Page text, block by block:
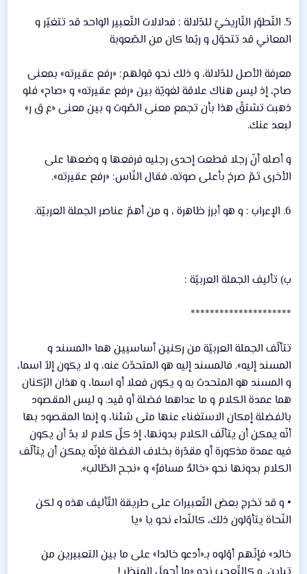
5. التّطوّر التّاريخيّ للدّلالة : فدلالات التّعبير الواحد قد تتغيّر و
المعاني قد تتحوّل و ربّما كان من الصّعوبة
معرفة الأصل للدّلالة، و ذلك نحو قولهم: «رفع عقيرته» بمعنى
صاح، إذ ليس هناك علاقة لغويّة بين «رفع عقيرته» و «صاح» فلو
ذهبت تشتقّ هذا بأن تجمع معنى الصّوت و بين معنى «ع ق ر»
لبعد عنك.
و أصله أنّ رجلا قطعت إحدى رجليه فرفعها و وضعها على
الأخرى ثمّ صرخ بأعلى صوته، فقال النّاس: «رفع عقيرته».
6. الإعراب : و هو أبرز ظاهرة ، و من أهمّ عناصر الجملة العربيّة.
ب‌) تأليف الجملة العربيّة :
*********************
تتألّف الجملة العربيّة من ركنين أساسيين هما «المسند و
المسند إليه». فالمسند إليه هو المتحدّث عنه، و لا يكون إلاّ اسما،
و المسند هو المتحدث به و يكون فعلا أو اسما، و هذان الرّكنان
هما عمدة الكلام و ما عداهما فضلة أو قيد. و ليس المقصود
بالفضلة إمكان الاستغناء عنها متى شئنا، و إنما المقصود بها
أنّه يمكن أن يتألّف الكلام بدونها، إذ كلّ كلام لا بدّ أن يكون
فيه عمدة مذكورة أو مقدّرة بخلاف الفضلة فإنّه يمكن أن يتألّف
الكلام بدونها نحو «خالدٌ مسافرٌ» و «نجح الطّالب».
• و قد تخرج بعض التّعبيرات على طريقة التّأليف هذه و لكن
النّحاة يتأوّلون ذلك، كالنّداء نحو يا «يا
خالد» فإنّهم أوّلوه بـ«أدعو خالدا» على ما بين التعبيرين من